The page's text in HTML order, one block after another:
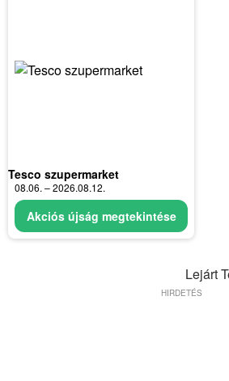
Tesco szupermarket
08.06. – 2026.08.12.
Akciós újság megtekintése
Lejárt
HIRDETÉS